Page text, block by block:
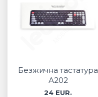
Безжична тастатура
А202
24 EUR.
ТАБЛЕТИ
• iPad
РЕМЕНИ ЗА ЧАСОВНИК